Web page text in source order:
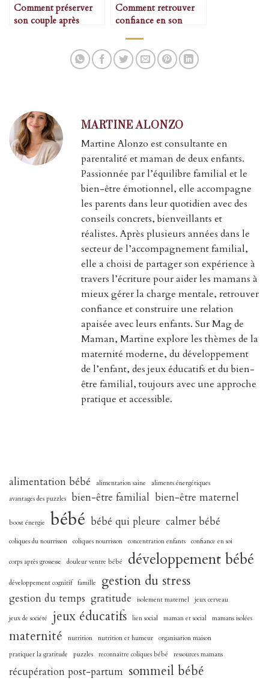
Comment préserver
son couple après
Comment retrouver
confiance en son
grossesse
MARTINE ALONZO
Martine Alonzo est consultante en
parentalité et maman de deux enfants.
Passionnée par l’équilibre familial et le
bien-être émotionnel, elle accompagne
les parents dans leur quotidien avec des
conseils concrets, bienveillants et
réalistes. Après plusieurs années dans le
secteur de l’accompagnement familial,
elle a choisi de partager son expérience à
travers l’écriture pour aider les mamans à
mieux gérer la charge mentale, retrouver
confiance et construire une relation
apaisée avec leurs enfants. Sur Mag de
Maman, Martine explore les thèmes de la
maternité moderne, du développement
de l’enfant, des jeux éducatifs et du bien-
être familial, toujours avec une approche
pratique et accessible.
alimentation bébé alimentation saine
aliments énergétiques
avantages des puzzles bien-être familial bien-être maternel
boost énergie bébé bébé qui pleure calmer bébé
coliques du nourrisson coliques nourrisson concentration enfants confiance en soi
corps après grossesse douleur ventre bébé développement bébé
développement cognitif famille gestion du stress
gestion du temps gratitude isolement maternel jeux cerveau
jeux de société jeux éducatifs lien social maman et social mamans isolées
maternité nutrition nutrition et humeur organisation maison
pratiquer la gratitude
puzzles reconnaître coliques bébé ressources mamans
récupération post-partum sommeil bébé